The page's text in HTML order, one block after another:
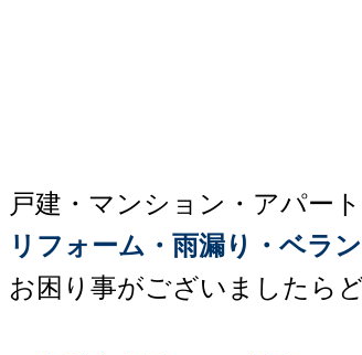
戸建・マンション・アパー
リフォーム・雨漏り・ベラ
お困り事がございましたら